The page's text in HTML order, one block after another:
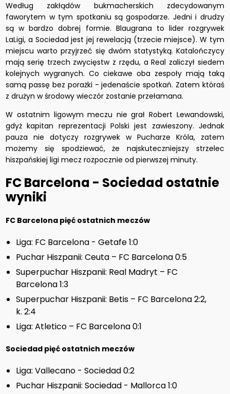
Według zakłądów bukmacherskich zdecydowanym
faworytem w tym spotkaniu są gospodarze. Jedni i drudzy
są w bardzo dobrej formie. Blaugrana to lider rozgrywek
LaLigi, a Sociedad jest jej rewelacją (trzecie miejsce). W tym
miejscu warto przyjrzeć się dwóm statystyką. Katalończycy
mają serię trzech zwycięstw z rzędu, a Real zaliczył siedem
kolejnych wygranych. Co ciekawe oba zespoły mają taką
samą passę bez porażki - jedenaście spotkań. Zatem któraś
z drużyn w środowy wieczór zostanie przełamana.
W ostatnim ligowym meczu nie grał Robert Lewandowski,
gdyż kapitan reprezentacji Polski jest zawieszony. Jednak
pauza nie dotyczy rozgrywek w Pucharze Króla, zatem
możemy się spodziewać, że najskuteczniejszy strzelec
hiszpańskiej ligi mecz rozpocznie od pierwszej minuty.
FC Barcelona - Sociedad ostatnie
wyniki
FC Barcelona pięć ostatnich meczów
Liga: FC Barcelona - Getafe 1:0
Puchar Hiszpanii: Ceuta – FC Barcelona 0:5
Superpuchar Hiszpanii: Real Madryt – FC
Barcelona 1:3
Superpuchar Hiszpanii: Betis – FC Barcelona 2:2,
k. 2:4
Liga: Atletico – FC Barcelona 0:1
Sociedad pięć ostatnich meczów
Liga: Vallecano - Sociedad 0:2
Puchar Hiszpanii: Sociedad - Mallorca 1:0